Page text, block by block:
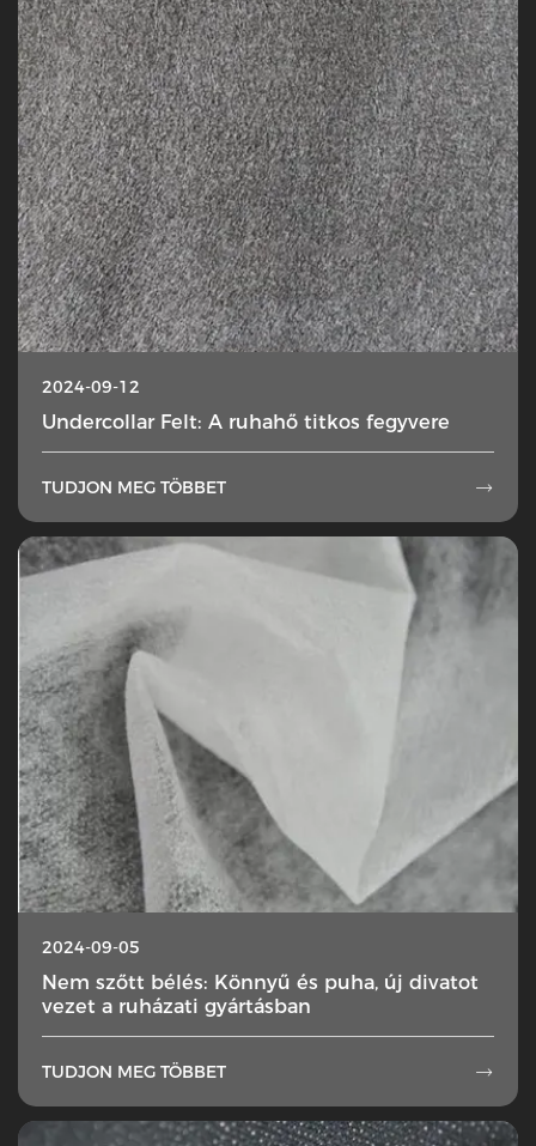
2024-09-12
Undercollar Felt: A ruhahő titkos fegyvere
TUDJON MEG TÖBBET 
2024-09-05
Nem szőtt bélés: Könnyű és puha, új divatot
vezet a ruházati gyártásban
TUDJON MEG TÖBBET 